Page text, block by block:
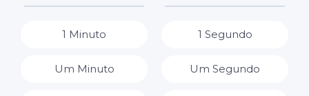
1 Minuto
Um Minuto
1 Segundo
Um Segundo